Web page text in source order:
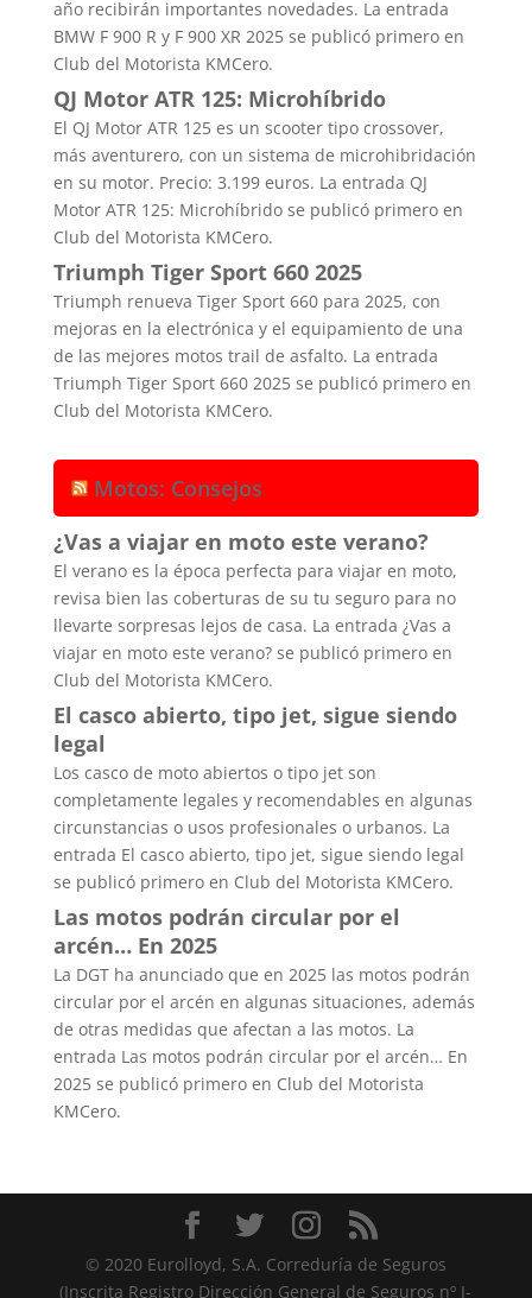
año recibirán importantes novedades. La entrada
BMW F 900 R y F 900 XR 2025 se publicó primero en
Club del Motorista KMCero.
QJ Motor ATR 125: Microhíbrido
El QJ Motor ATR 125 es un scooter tipo crossover,
más aventurero, con un sistema de microhibridación
en su motor. Precio: 3.199 euros. La entrada QJ
Motor ATR 125: Microhíbrido se publicó primero en
Club del Motorista KMCero.
Triumph Tiger Sport 660 2025
Triumph renueva Tiger Sport 660 para 2025, con
mejoras en la electrónica y el equipamiento de una
de las mejores motos trail de asfalto. La entrada
Triumph Tiger Sport 660 2025 se publicó primero en
Club del Motorista KMCero.
Motos: Consejos
¿Vas a viajar en moto este verano?
El verano es la época perfecta para viajar en moto,
revisa bien las coberturas de su tu seguro para no
llevarte sorpresas lejos de casa. La entrada ¿Vas a
viajar en moto este verano? se publicó primero en
Club del Motorista KMCero.
El casco abierto, tipo jet, sigue siendo
legal
Los casco de moto abiertos o tipo jet son
completamente legales y recomendables en algunas
circunstancias o usos profesionales o urbanos. La
entrada El casco abierto, tipo jet, sigue siendo legal
se publicó primero en Club del Motorista KMCero.
Las motos podrán circular por el
arcén… En 2025
La DGT ha anunciado que en 2025 las motos podrán
circular por el arcén en algunas situaciones, además
de otras medidas que afectan a las motos. La
entrada Las motos podrán circular por el arcén… En
2025 se publicó primero en Club del Motorista
KMCero.
© 2020 Eurolloyd, S.A. Correduría de Seguros
(Inscrita Registro Dirección General de Seguros nº J-